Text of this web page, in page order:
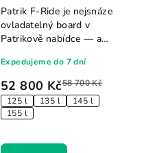
52 800 Kč58 700 Kč
125 l 135 l
145 l
155 l
Expedujeme do 7 dní
Patrik F-Ride je nejsnáze
ovladatelný board v
Patrikově nabídce — a